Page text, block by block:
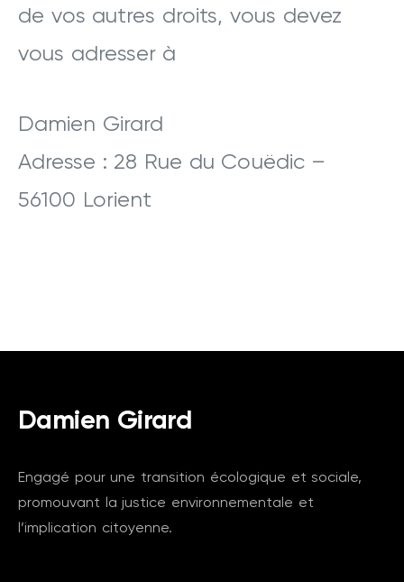
de vos autres droits, vous devez
vous adresser à
Damien Girard
Adresse : 28 Rue du Couëdic –
56100 Lorient
Damien Girard
Engagé pour une transition écologique et sociale,
promouvant la justice environnementale et
l’implication citoyenne.